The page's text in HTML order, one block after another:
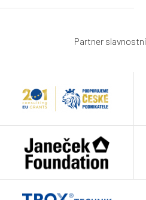
Partner